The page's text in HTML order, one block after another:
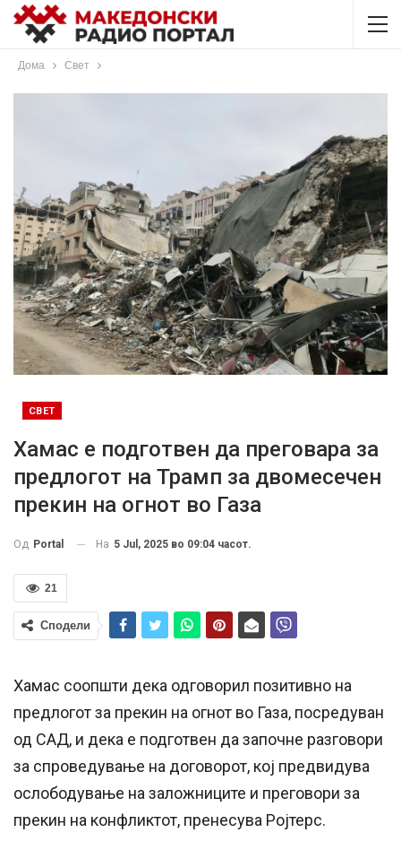
Дома Свет
СВЕТ
Хамас е подготвен да преговара за
предлогот на Трамп за двомесечен
прекин на огнот во Газа
Од Portal На 5 Jul, 2025 во 09:04 часот.
21
Сподели
Хамас соопшти дека одговорил позитивно на
предлогот за прекин на огнот во Газа, посредуван
од САД, и дека е подготвен да започне разговори
за спроведување на договорот, кој предвидува
ослободување на заложниците и преговори за
прекин на конфликтот, пренесува Ројтерс.